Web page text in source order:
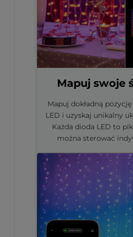
Mapuj swoje
Mapuj dokładną
LED i uzyskaj unikalny
Każda dioda LED to
można sterować